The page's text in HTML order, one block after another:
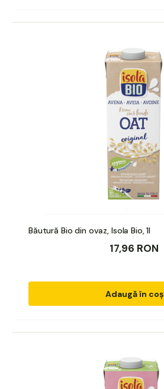
Băutură Bio din ovaz, Isola Bio, 1l
17,96 RON
Adaugă în coș